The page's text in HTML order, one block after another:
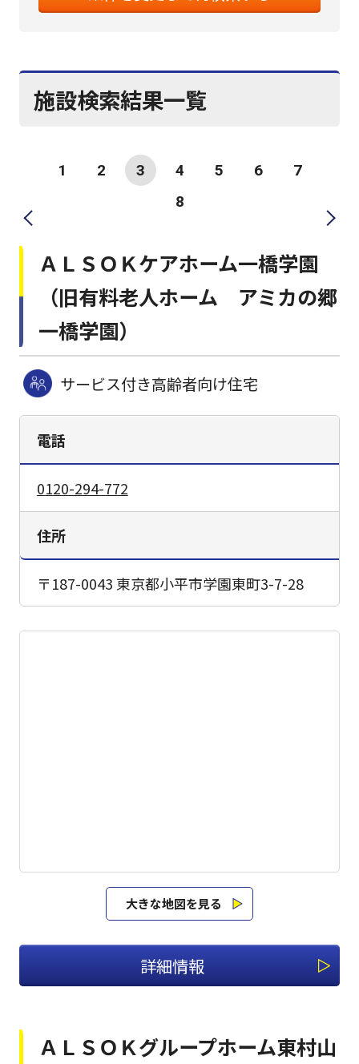
施設検索結果一覧
1 2 3 4 5 6
7
8
ＡＬＳＯＫケアホーム一橋学園
（旧有料老人ホーム アミカの郷
一橋学園）
サービス付き高齢者向け住宅
電話
0120-294-772
住所
〒187-0043 東京都小平市学園東町3-7-28
大きな地図を見る
詳細情報
ＡＬＳＯＫグループホーム東村山